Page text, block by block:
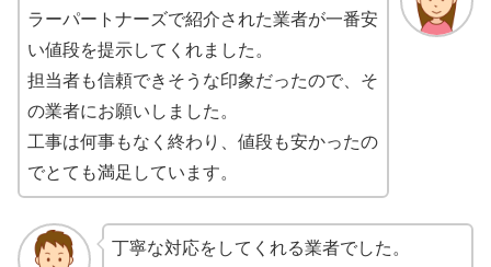
ラーパートナーズで紹介された業者が一番安
い値段を提示してくれました。
担当者も信頼できそうな印象だったので、そ
の業者にお願いしました。
工事は何事もなく終わり、値段も安かったの
でとても満足しています。
丁寧な対応をしてくれる業者でした。